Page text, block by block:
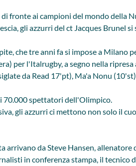
fronte ai campioni del mondo della
gli azzurri del ct Jacques Brunel
che tre anni fa si impose a Milano
per l'Italrugby, a segno nella
da Read 17'pt), Ma'a Nonu
70.000 spettatori dell'Olimpico.
gli azzurri ci mettono non solo il
da Steve Hansen, allenatore
in conferenza stampa, il